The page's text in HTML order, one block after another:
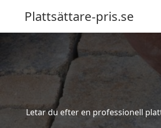
Plattsättare-pris.se
Letar du efter en professionell